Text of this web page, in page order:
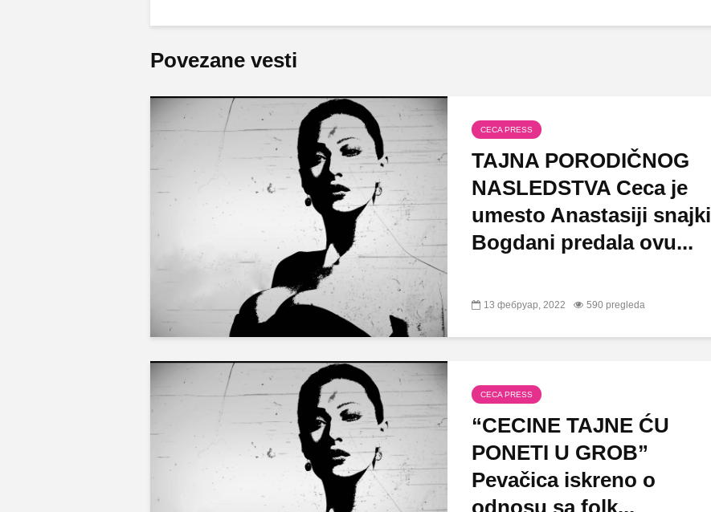
Povezane vesti
CECA PRESS
TAJNA PORODIČNOG
NASLEDSTVA Ceca je
umesto Anastasiji snajki
Bogdani predala ovu...
13 фебруар, 2022 590 pregleda
CECA PRESS
“CECINE TAJNE ĆU
PONETI U GROB”
Pevačica iskreno o